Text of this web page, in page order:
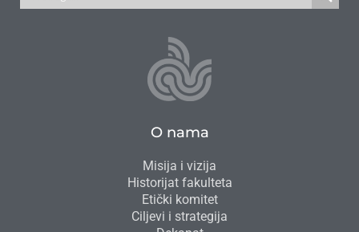
O nama
Misija i vizija
Historijat fakulteta
Etički komitet
Ciljevi i strategija